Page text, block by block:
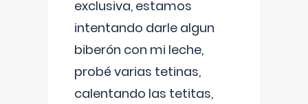
exclusiva, estamos
intentando darle algun
biberón con mi leche,
probé varias tetinas,
calentando las tetitas,